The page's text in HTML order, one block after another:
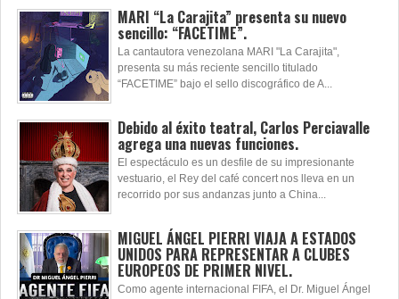
MARI “La Carajita” presenta su nuevo
sencillo: “FACETIME”.
La cantautora venezolana MARI "La Carajita",
presenta su más reciente sencillo titulado
“FACETIME” bajo el sello discográfico de A...
Debido al éxito teatral, Carlos Perciavalle
agrega una nuevas funciones.
El espectáculo es un desfile de su impresionante
vestuario, el Rey del café concert nos lleva en un
recorrido por sus andanzas junto a China...
MIGUEL ÁNGEL PIERRI VIAJA A ESTADOS
UNIDOS PARA REPRESENTAR A CLUBES
EUROPEOS DE PRIMER NIVEL.
Como agente internacional FIFA, el Dr. Miguel Ángel